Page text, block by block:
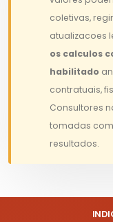
coletivas,
atualizacoes
os calculos
habilitado
contratuais,
Consultores
tomadas
resultados.